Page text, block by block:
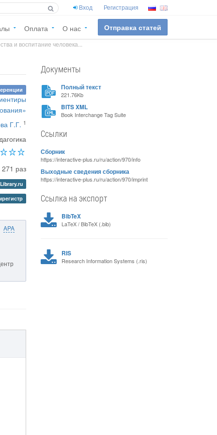
Вход Регистрация
Оплата О нас Отправка статей
и воспитание человека...
Г.Г. 1
271 раз
APA
Документы
Полный текст
221.76Kb
BITS XML
Book Interchange Tag Suite
Ссылки
Сборник
https://interactive-plus.ru/ru/action/970/info
Выходные сведения сборника
https://interactive-plus.ru/ru/action/970/imprint
Ссылка на экспорт
BibTeX
LaTeX / BibTeX (.bib)
RIS
Research Information Systems (.ris)